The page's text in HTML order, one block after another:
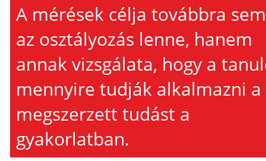
A mérések célja továbbra sem
az osztályozás lenne, hanem
annak vizsgálata, hogy a
mennyire tudják alkalmazni a
megszerzett tudást a
gyakorlatban.